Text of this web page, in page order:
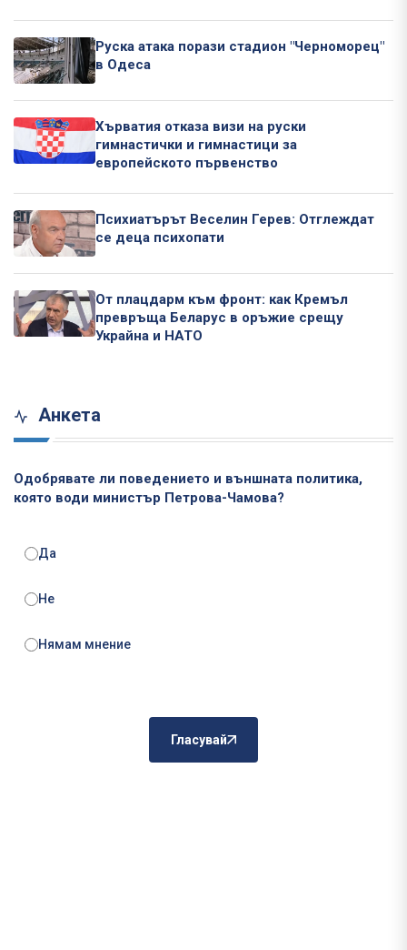
Руска атака порази стадион "Черноморец"
в Одеса
Хърватия отказа визи на руски
гимнастички и гимнастици за
европейското първенство
Психиатърът Веселин Герев: Отглеждат
се деца психопати
От плацдарм към фронт: как Кремъл
превръща Беларус в оръжие срещу
Украйна и НАТО
Анкета
Одобрявате ли поведението и външната политика,
която води министър Петрова-Чамова?
Да
Не
Нямам мнение
Гласувай